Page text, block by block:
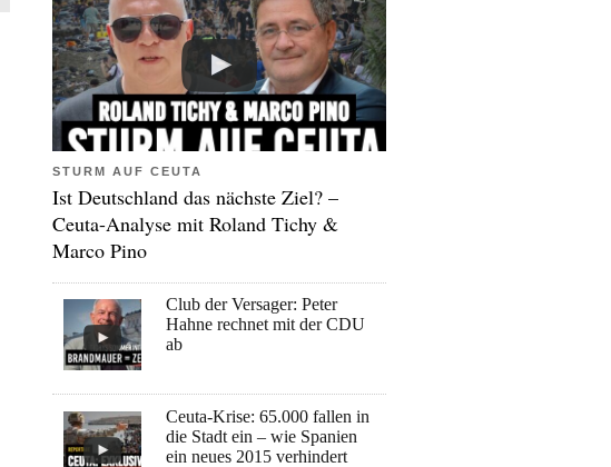
STURM AUF CEUTA
Ist Deutschland das nächste Ziel? –
Ceuta-Analyse mit Roland Tichy &
Marco Pino
Club der Versager: Peter
Hahne rechnet mit der CDU
ab
Ceuta-Krise: 65.000 fallen in
die Stadt ein – wie Spanien
ein neues 2015 verhindert